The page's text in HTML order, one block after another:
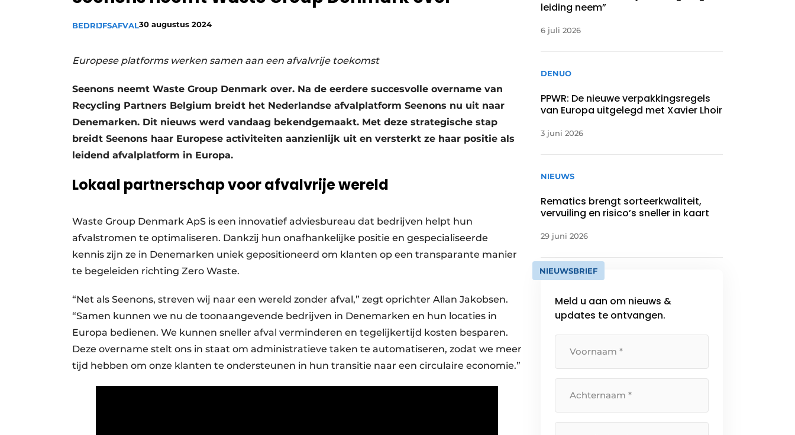
BEDRIJFSAFVAL30 augustus 2024
Europese platforms werken samen aan een afvalvrije toekomst
Seenons neemt Waste Group Denmark over. Na de eerdere succesvolle overname van
Recycling Partners Belgium breidt het Nederlandse afvalplatform Seenons nu uit naar
Denemarken. Dit nieuws werd vandaag bekendgemaakt. Met deze strategische stap
breidt Seenons haar Europese activiteiten aanzienlijk uit en versterkt ze haar positie als
leidend afvalplatform in Europa.
Lokaal partnerschap voor afvalvrije wereld
Waste Group Denmark ApS is een innovatief adviesbureau dat bedrijven helpt hun
afvalstromen te optimaliseren. Dankzij hun onafhankelijke positie en gespecialiseerde
kennis zijn ze in Denemarken uniek gepositioneerd om klanten op een transparante manier
te begeleiden richting Zero Waste.
“Net als Seenons, streven wij naar een wereld zonder afval,” zegt oprichter Allan Jakobsen.
“Samen kunnen we nu de toonaangevende bedrijven in Denemarken en hun locaties in
Europa bedienen. We kunnen sneller afval verminderen en tegelijkertijd kosten besparen.
Deze overname stelt ons in staat om administratieve taken te automatiseren, zodat we meer
tijd hebben om onze klanten te ondersteunen in hun transitie naar een circulaire economie.”
leiding neem”
6 juli 2026
DENUO
PPWR: De nieuwe verpakkingsregels
van Europa uitgelegd met Xavier Lhoir
3 juni 2026
NIEUWS
Rematics brengt sorteerkwaliteit,
vervuiling en risico’s sneller in kaart
29 juni 2026
NIEUWSBRIEF
Meld u aan om nieuws &
updates te ontvangen.